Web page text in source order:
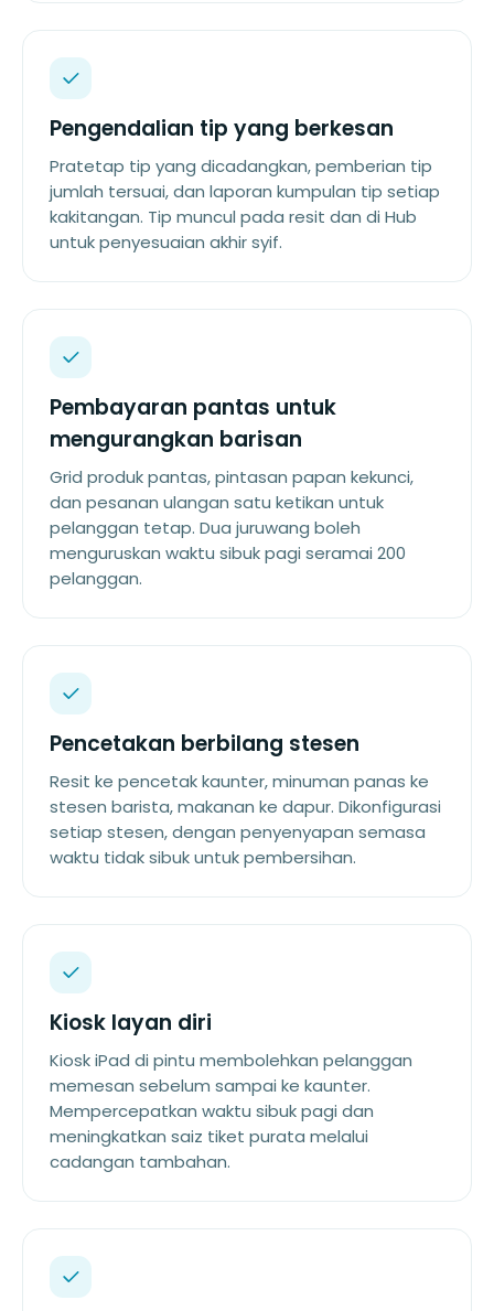
Pengendalian tip yang berkesan
Pratetap tip yang dicadangkan, pemberian tip
jumlah tersuai, dan laporan kumpulan tip setiap
kakitangan. Tip muncul pada resit dan di Hub
untuk penyesuaian akhir syif.
Pembayaran pantas untuk
mengurangkan barisan
Grid produk pantas, pintasan papan kekunci,
dan pesanan ulangan satu ketikan untuk
pelanggan tetap. Dua juruwang boleh
menguruskan waktu sibuk pagi seramai 200
pelanggan.
Pencetakan berbilang stesen
Resit ke pencetak kaunter, minuman panas ke
stesen barista, makanan ke dapur. Dikonfigurasi
setiap stesen, dengan penyenyapan semasa
waktu tidak sibuk untuk pembersihan.
Kiosk layan diri
Kiosk iPad di pintu membolehkan pelanggan
memesan sebelum sampai ke kaunter.
Mempercepatkan waktu sibuk pagi dan
meningkatkan saiz tiket purata melalui
cadangan tambahan.